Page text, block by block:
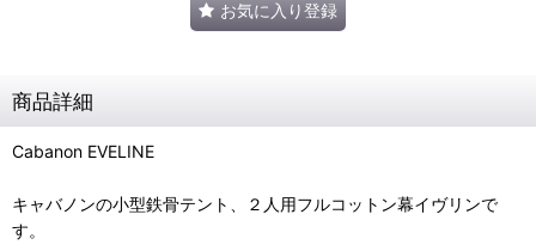
お気に入り登録
商品詳細
Cabanon EVELINE
キャバノンの小型鉄骨テント、２人用フルコットン幕イヴリンで
す。